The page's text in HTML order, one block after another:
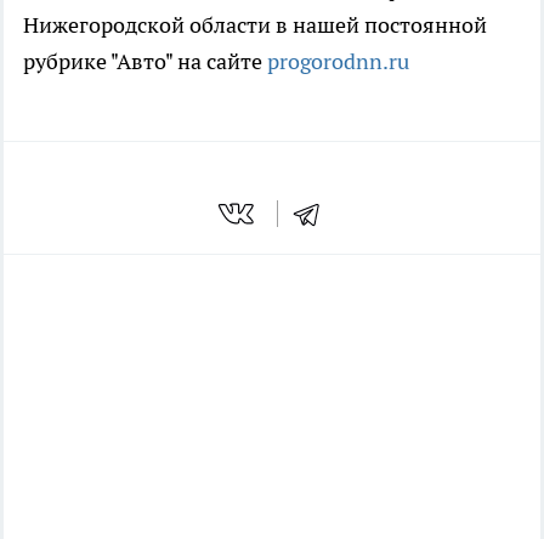
Нижегородской области в нашей постоянной
рубрике "Авто" на сайтеprogorodnn.ru